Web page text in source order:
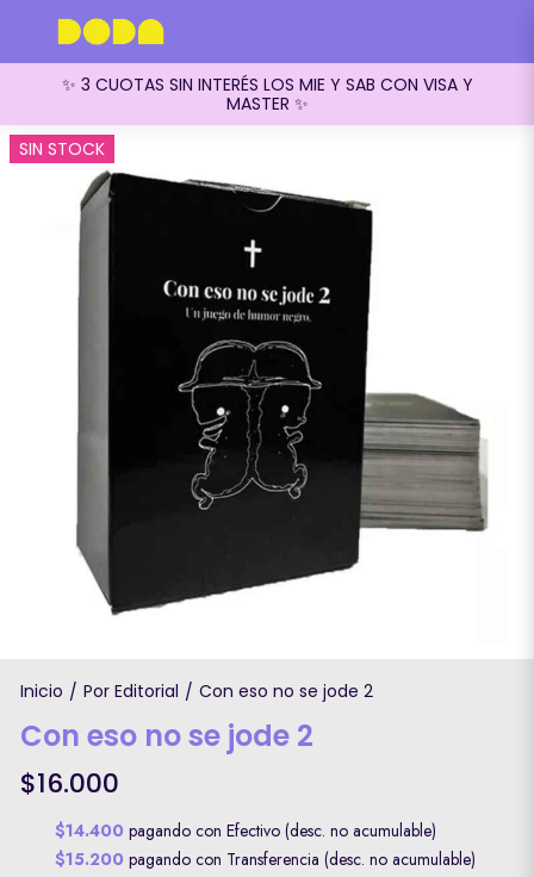
✨ 3 CUOTAS SIN INTERÉS LOS MIE Y SAB CON VISA Y
MASTER ✨
SIN STOCK
Inicio / Por Editorial / Con eso no se jode 2
Con eso no se jode 2
$16.000
$14.400 pagando con Efectivo (desc. no acumulable)
$15.200 pagando con Transferencia (desc. no acumulable)